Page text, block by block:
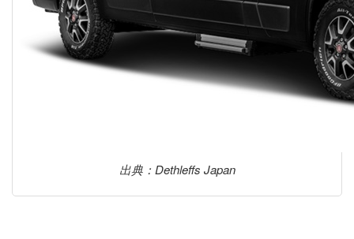
出典：Dethleffs Japan